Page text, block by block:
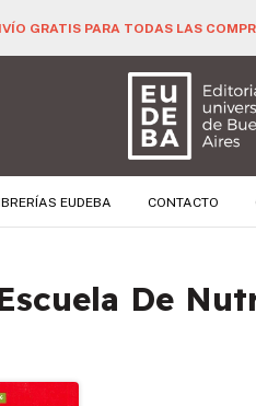
GRATIS PARA TODAS LAS
EUDEBA CONTACTO
De